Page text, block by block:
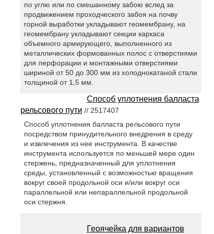
по углю или по смешанному забою вслед за
продвижением проходческого забоя на почву
горной выработки укладывают геомембрану, на
геомембрану укладывают секции каркаса
объемного армирующего, выполненного из
металлических формованных полос с отверстиями
для перфорации и монтажными отверстиями
шириной от 50 до 300 мм из холоднокатаной стали
толщиной от 1,5 мм.
Способ уплотнения балласта
рельсового пути // 2517407
Способ уплотнения балласта рельсового пути
посредством принудительного внедрения в среду
и извлечения из нее инструмента. В качестве
инструмента используется по меньшей мере один
стержень, предназначенный для уплотнения
среды, установленный с возможностью вращения
вокруг своей продольной оси и/или вокруг оси
параллельной или непараллельной продольной
оси стержня.
Геоячейка для вариантов